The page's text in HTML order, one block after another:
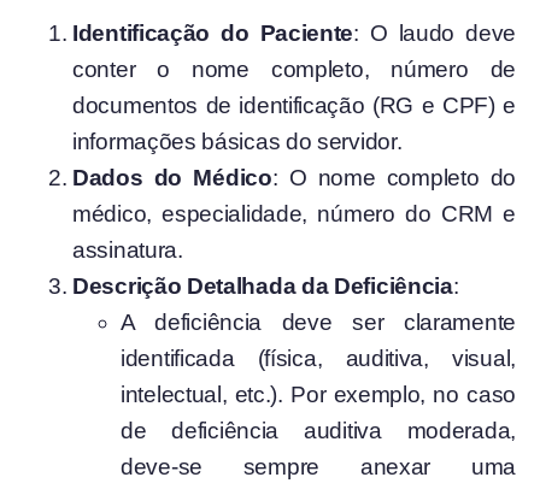
Identificação do Paciente: O laudo deve
conter o nome completo, número de
documentos de identificação (RG e CPF) e
informações básicas do servidor.
Dados do Médico: O nome completo do
médico, especialidade, número do CRM e
assinatura.
Descrição Detalhada da Deficiência:
A deficiência deve ser claramente
identificada (física, auditiva, visual,
intelectual, etc.). Por exemplo, no caso
de deficiência auditiva moderada,
deve-se sempre anexar uma